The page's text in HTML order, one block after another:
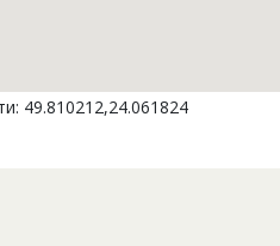
49.810212,24.061824